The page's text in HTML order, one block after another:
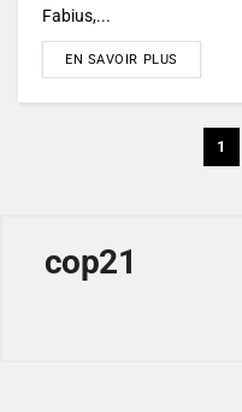
Fabius,...
EN SAVOIR PLUS
1
cop21